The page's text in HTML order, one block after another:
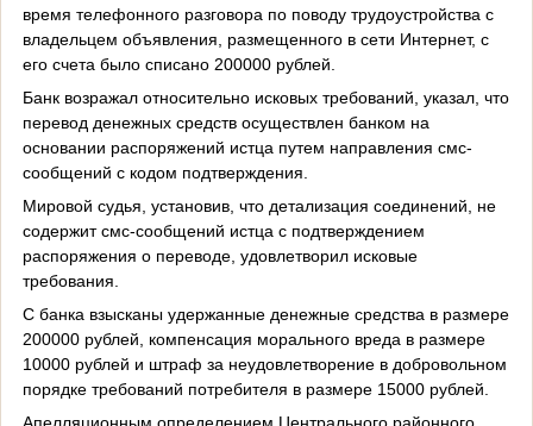
время телефонного разговора по поводу трудоустройства с
владельцем объявления, размещенного в сети Интернет, с
его счета было списано 200000 рублей.
Банк возражал относительно исковых требований, указал, что
перевод денежных средств осуществлен банком на
основании распоряжений истца путем направления смс-
сообщений с кодом подтверждения.
Мировой судья, установив, что детализация соединений, не
содержит смс-сообщений истца с подтверждением
распоряжения о переводе, удовлетворил исковые
требования.
С банка взысканы удержанные денежные средства в размере
200000 рублей, компенсация морального вреда в размере
10000 рублей и штраф за неудовлетворение в добровольном
порядке требований потребителя в размере 15000 рублей.
Апелляционным определением Центрального районного